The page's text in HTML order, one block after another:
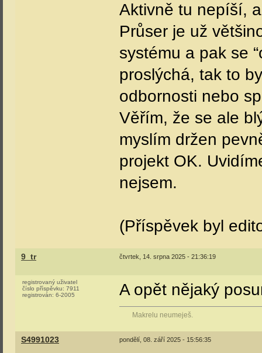
Aktivně tu nepíší,
Průser je už
systému a pak se
proslýchá, tak to
odbornosti nebo
Věřím, že se ale
myslím držen
projekt OK.
nejsem.
(Příspěvek byl
9_tr čtvrtek, 14. srpna 2025 - 21:36:19
registrovaný uživatel
číslo příspěvku: 7911
registrován: 6-2005 A opět nějaký
Makrelu neumeješ.
S4991023 pondělí, 08. září 2025 - 15:56:35